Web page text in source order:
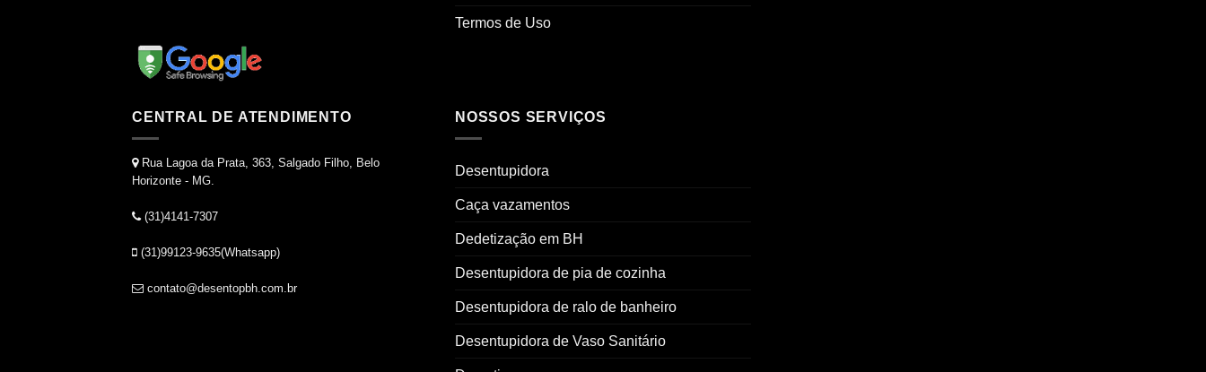
Termos de Uso
CENTRAL DE ATENDIMENTO
Rua Lagoa da Prata, 363, Salgado Filho, Belo
Horizonte - MG.
(31)4141-7307
(31)99123-9635(Whatsapp)
contato@desentopbh.com.br
NOSSOS SERVIÇOS
Desentupidora
Caça vazamentos
Dedetização em BH
Desentupidora de pia de cozinha
Desentupidora de ralo de banheiro
Desentupidora de Vaso Sanitário